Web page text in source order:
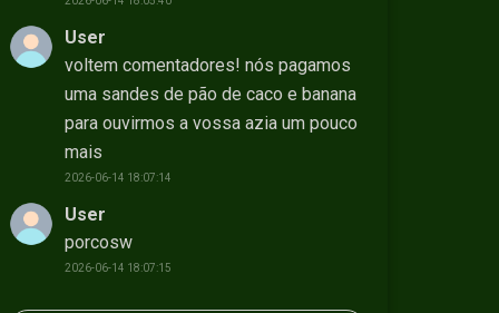
User
voltem comentadores! nós pagamos
uma sandes de pão de caco e banana
para ouvirmos a vossa azia um pouco
mais
2026-06-14 18:07:14
User
porcosw
2026-06-14 18:07:15